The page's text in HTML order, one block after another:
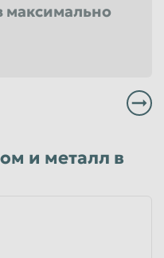
максимально
и металл в